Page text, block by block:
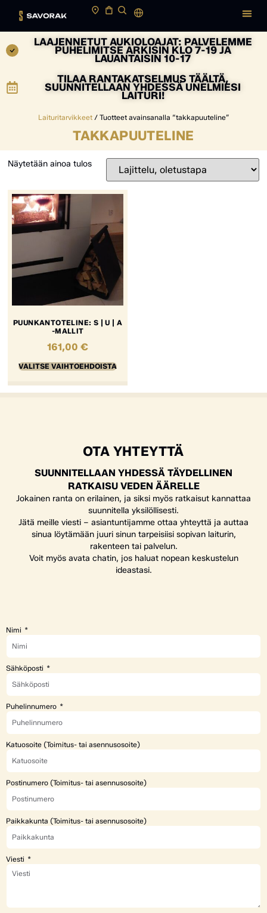
LAAJENNETUT AUKIOLOAJAT: PALVELEMME
PUHELIMITSE ARKISIN KLO 7-19 JA
LAUANTAISIN 10-17
TILAA RANTAKATSELMUS TÄÄLTÄ,
SUUNNITELLAAN YHDESSÄ UNELMIESI
LAITURI!
Laituritarvikkeet/ Tuotteet avainsanalla “takkapuuteline”
TAKKAPUUTELINE
Näytetään ainoa tulos
PUUNKANTOTELINE: S | U | A
-MALLIT
161,00€
VALITSE VAIHTOEHDOISTA
OTA YHTEYTTÄ
SUUNNITELLAAN YHDESSÄ TÄYDELLINEN
RATKAISU VEDEN ÄÄRELLE
Jokainen ranta on erilainen, ja siksi myös ratkaisut kannattaa
suunnitella yksilöllisesti.
Jätä meille viesti – asiantuntijamme ottaa yhteyttä ja auttaa
sinua löytämään juuri sinun tarpeisiisi sopivan laiturin,
rakenteen tai palvelun.
Voit myös avata chatin, jos haluat nopean keskustelun
ideastasi.
Nimi
Sähköposti
Puhelinnumero
Katuosoite (Toimitus- tai asennusosoite)
Postinumero (Toimitus- tai asennusosoite)
Paikkakunta (Toimitus- tai asennusosoite)
Viesti